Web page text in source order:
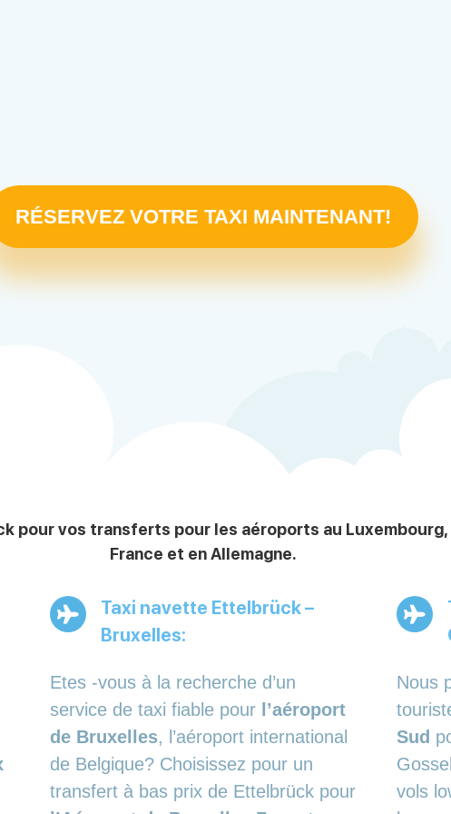
RÉSERVEZ VOTRE TAXI MAINTENANT!
pour vos transferts pour les aéroports au Luxembourg,
France et en Allemagne.
Taxi navette Ettelbrück –
Bruxelles:
Etes -vous à la recherche d’un
service de taxi fiable pour l’aéroport
de Bruxelles, l’aéroport international
de Belgique? Choisissez pour un
transfert à bas prix de Ettelbrück pour
Nous
Sud
vols